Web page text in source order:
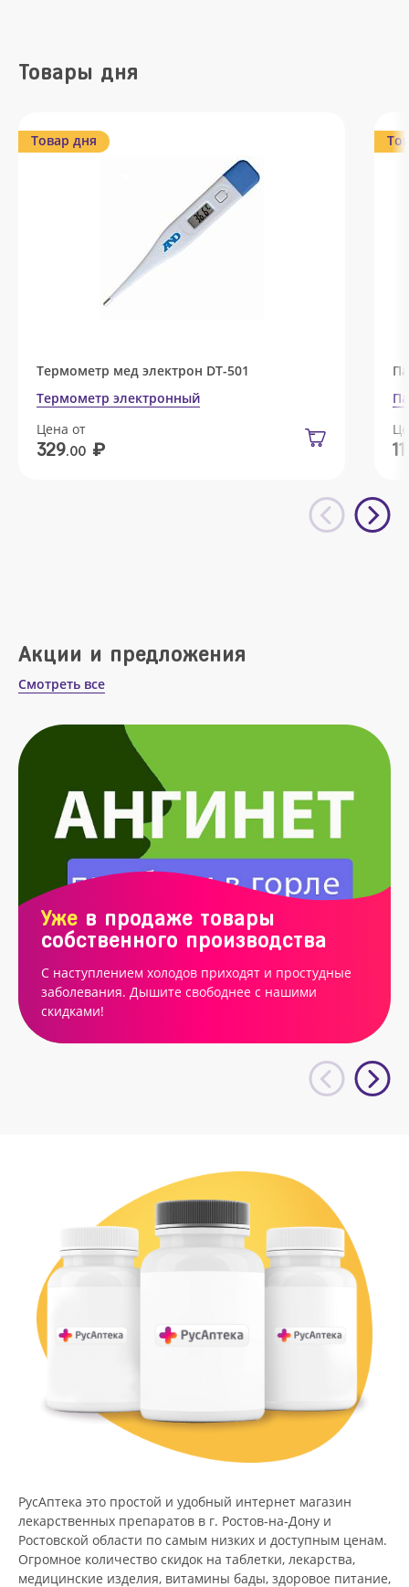
Товары дня
Товар дня
Термометр мед электрон DT-501
Термометр электронный
Цена от
329.00 ₽ 11
Акции и предложения
Смотреть все
Уже в продаже товары
собственного производства
С наступлением холодов приходят и простудные
заболевания. Дышите свободнее с нашими
скидками!
РусАптека это простой и удобный интернет магазин
лекарственных препаратов в г. Ростов-на-Дону и
Ростовской области по самым низких и доступным ценам.
Огромное количество скидок на таблетки, лекарства,
медицинские изделия, витамины бады, здоровое питание,